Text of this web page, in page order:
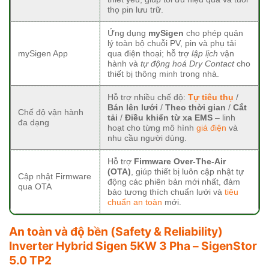
thọ pin lưu trữ.
mySigen App
Ứng dụng mySigen cho phép quản
lý toàn bộ chuỗi PV, pin và phụ tải
qua điện thoại; hỗ trợ lập lịch vận
hành và tự động hoá Dry Contactcho
thiết bị thông minh trong nhà.
Chế độ vận hành
đa dạng
Hỗ trợ nhiều chế độ: Tự tiêu thụ /
Bán lên lưới / Theo thời gian / Cắt
tải / Điều khiển từ xa EMS – linh
hoạt cho từng mô hình giá điện và
nhu cầu người dùng.
Cập nhật Firmware
qua OTA
Hỗ trợ Firmware Over-The-Air
(OTA) , giúp thiết bị luôn cập nhật tự
động các phiên bản mới nhất, đảm
bảo tương thích chuẩn lưới và tiêu
chuẩn an toàn mới.
An toàn và độ bền (Safety & Reliability)
Inverter Hybrid Sigen 5KW 3 Pha – SigenStor
5.0 TP2